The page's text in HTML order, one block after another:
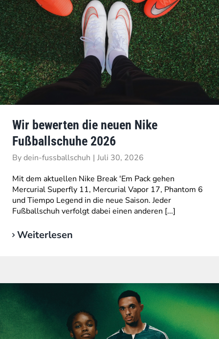
Wir bewerten die neuen Nike
Fußballschuhe 2026
Bydein-fussballschuh | Juli 30, 2026
Mit dem aktuellen Nike Break 'Em Pack gehen
Mercurial Superfly 11, Mercurial Vapor 17, Phantom 6
und Tiempo Legend in die neue Saison. Jeder
Fußballschuh verfolgt dabei einen anderen [...]
Weiterlesen